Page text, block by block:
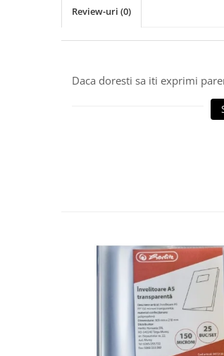
Review-uri (0)
Daca doresti sa iti exprimi